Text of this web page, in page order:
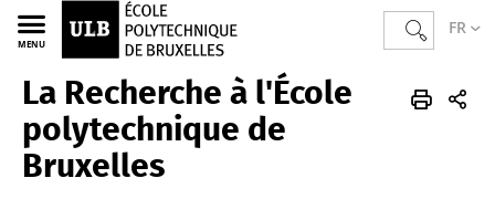
FR
MENU
Ecole polytechnique de Bruxelles Accueil La Recherche
La Recherche à l'École
polytechnique de
Bruxelles